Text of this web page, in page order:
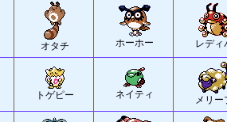
オタチ ホーホー レディ
トゲピー ネイティ メリー